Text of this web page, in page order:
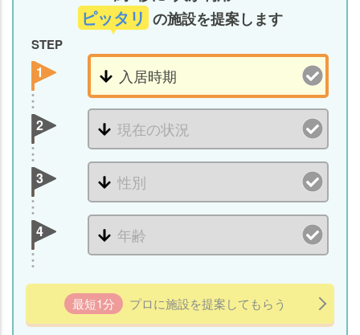
ピッタリ の施設を提案します
STEP
1
2
3
4
最短1分 プロに施設を提案してもらう